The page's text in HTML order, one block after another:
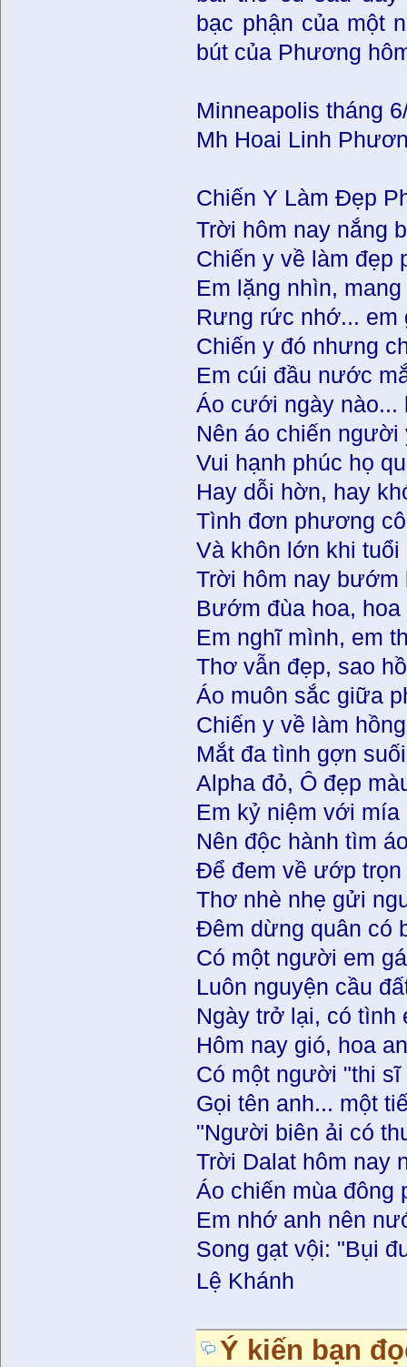
bạc phận của một
bút của Phương
Minneapolis tháng
Mh Hoai Linh
Chiến Y Làm Đẹp
Trời hôm nay nắng
Chiến y về làm đẹp
Em lặng nhìn,
Rưng rức nhớ...
Chiến y đó nhưng
Em cúi đầu nước
Áo cưới ngày nào...
Nên áo chiến người
Vui hạnh phúc họ
Hay dỗi hờn, hay
Tình đơn phương
Và khôn lớn khi
Trời hôm nay
Bướm đùa hoa,
Em nghĩ mình, em
Thơ vẫn đẹp, sao
Áo muôn sắc giữa
Chiến y về làm
Mắt đa tình gợn
Alpha đỏ, Ô đẹp
Em kỷ niệm với
Nên độc hành tìm
Để đem về ướp
Thơ nhè nhẹ gửi
Đêm dừng quân có
Có một người em
Luôn nguyện cầu
Ngày trở lại, có tình
Hôm nay gió, hoa
Có một người "thi
Gọi tên anh... một
"Người biên ải có
Trời Dalat hôm nay
Áo chiến mùa đông
Em nhớ anh nên
Song gạt vội: "Bụi
Lệ Khánh
Ý kiến bạn